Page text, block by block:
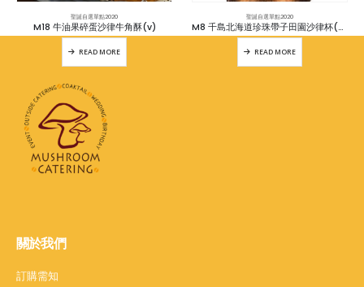
聖誕自選單點2020
M18 牛油果碎蛋沙律牛角酥(v)
READ MORE
聖誕自選單點2020
M8 千島北海道珍珠帶子田園沙律杯(連蓋) 12杯
READ MORE
關於我們
訂購需知